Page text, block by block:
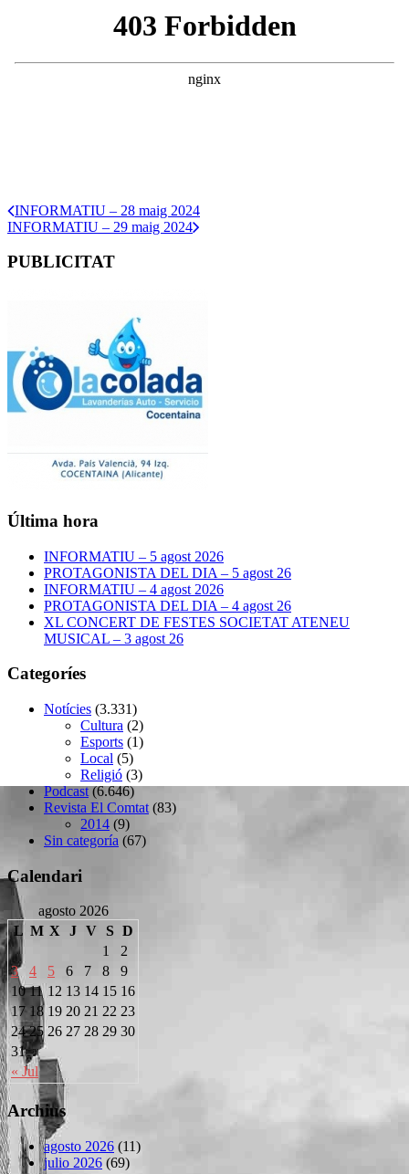
INFORMATIU – 28 maig 2024
INFORMATIU – 29 maig 2024
PUBLICITAT
Última hora
INFORMATIU – 5 agost 2026
PROTAGONISTA DEL DIA – 5 agost 26
INFORMATIU – 4 agost 2026
PROTAGONISTA DEL DIA – 4 agost 26
XL CONCERT DE FESTES SOCIETAT ATENEU
MUSICAL – 3 agost 26
Categoríes
Notícies (3.331)
Cultura (2)
Esports (1)
Local (5)
Religió (3)
Podcast(6.646)
Revista El Comtat (83)
2014 (9)
Sin categoría (67)
Calendari
agosto 2026
L M X J V S D
« Jul
1
2
3
4 5 6 7 8
9
10 11 12 13 14 15 16
17 18 19 20 21 22 23
24 25 26 27 28 29 30
31
Archius
agosto 2026 (11)
julio 2026 (69)